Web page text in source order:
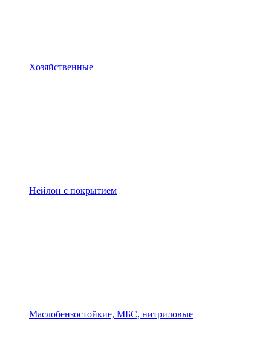
Хозяйственные
Нейлон с покрытием
Маслобензостойкие, МБС, нитриловые